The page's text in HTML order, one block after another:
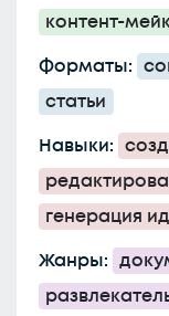
контент-
Форматы:
статьи
Навыки:
генерация
Жанры: